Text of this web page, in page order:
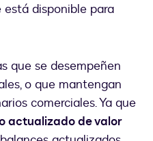
disponible para
que se desempeñen
o que mantengan
comerciales. Ya que
actualizado de valor